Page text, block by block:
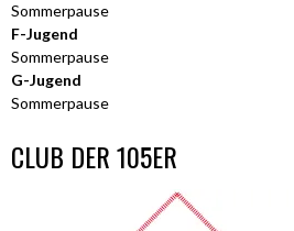
Sommerpause
F-Jugend
Sommerpause
G-Jugend
Sommerpause
CLUB DER 105ER